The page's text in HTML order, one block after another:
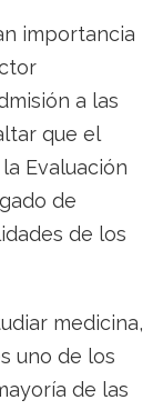
importancia
a las
que el
Evaluación
de
de los
medicina,
uno de los
de las